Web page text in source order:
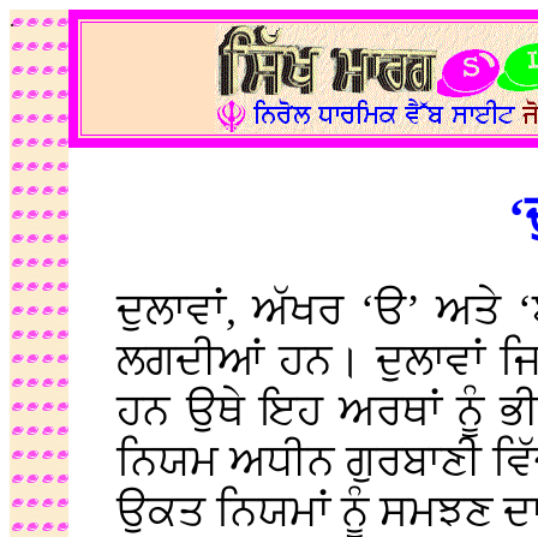
.
ਦੁਲਾਵਾਂ, ਅੱਖਰ ‘ੳ’ ਅਤੇ
ਲਗਦੀਆਂ ਹਨ। ਦੁਲਾਵਾਂ
ਹਨ ਉਥੇ ਇਹ ਅਰਥਾਂ ਨੂੰ
ਨਿਯਮ ਅਧੀਨ ਗੁਰਬਾਣੀ
ਉਕਤ ਨਿਯਮਾਂ ਨੂੰ ਸਮਝਣ